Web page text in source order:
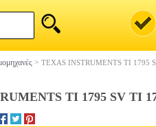
> TEXAS INSTRUMENTS TI 1795
TI 1795 SV TI